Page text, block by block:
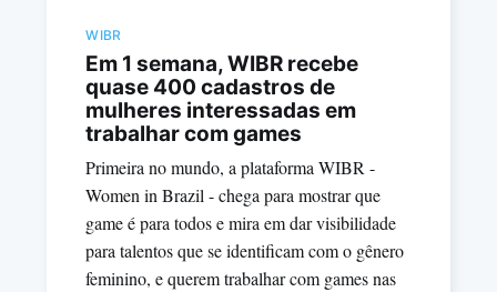
WIBR
Em 1 semana, WIBR recebe
quase 400 cadastros de
mulheres interessadas em
trabalhar com games
Primeira no mundo, a plataforma WIBR -
Women in Brazil - chega para mostrar que
game é para todos e mira em dar visibilidade
para talentos que se identificam com o gênero
feminino, e querem trabalhar com games nas